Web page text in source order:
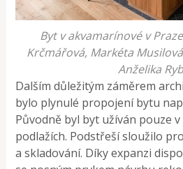
Byt v akvamarínové v
Krčmářová, Markéta
Anželika
Dalším důležitým záměrem
bylo plynulé propojení bytu
Původně byl byt užíván pouze
podlažích. Podstřeší sloužilo
a skladování. Díky expanzi